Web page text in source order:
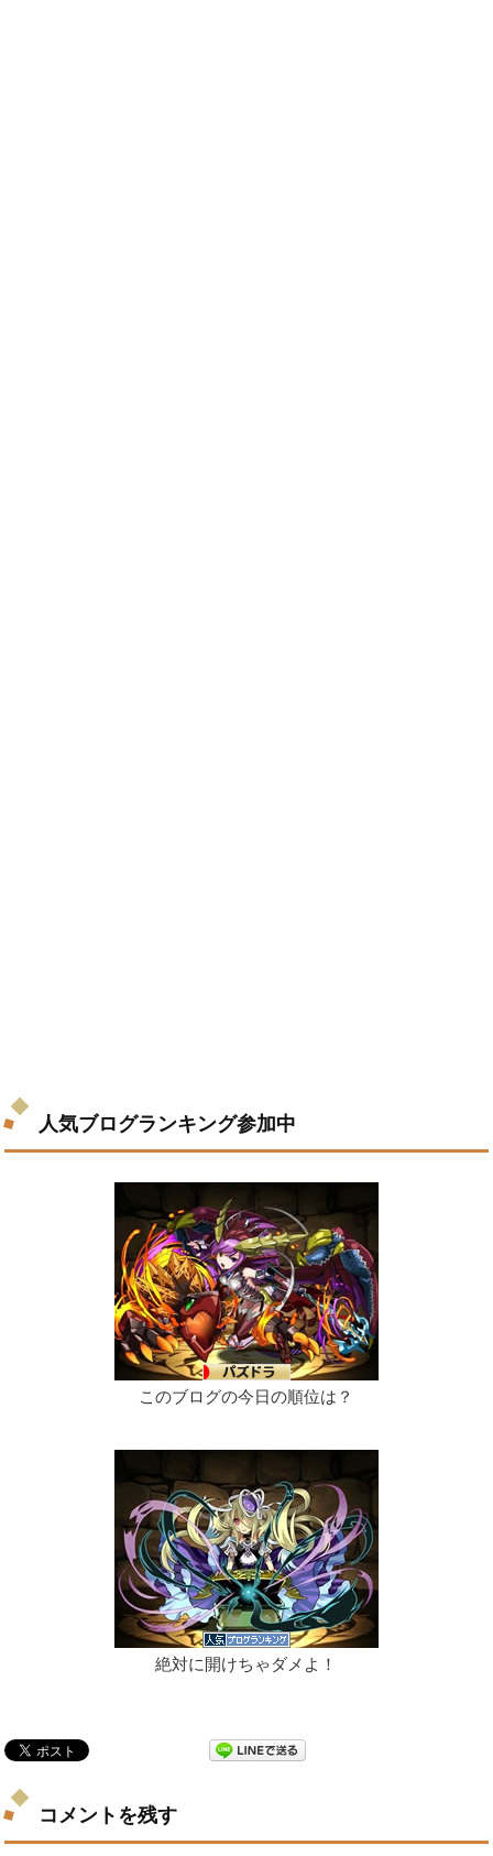
人気ブログランキング参加中
このブログの今日の順位は？
絶対に開けちゃダメよ！
コメントを残す